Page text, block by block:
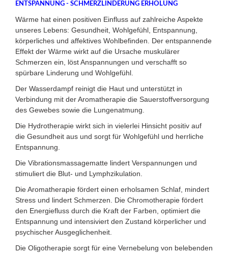
ENTSPANNUNG - SCHMERZLINDERUNG ERHOLUNG
Wärme hat einen positiven Einfluss auf zahlreiche Aspekte
unseres Lebens: Gesundheit, Wohlgefühl, Entspannung,
körperliches und affektives Wohlbefinden. Der entspannende
Effekt der Wärme wirkt auf die Ursache muskulärer
Schmerzen ein, löst Anspannungen und verschafft so
spürbare Linderung und Wohlgefühl.
Der Wasserdampf reinigt die Haut und unterstützt in
Verbindung mit der Aromatherapie die Sauerstoffversorgung
des Gewebes sowie die Lungenatmung.
Die Hydrotherapie wirkt sich in vielerlei Hinsicht positiv auf
die Gesundheit aus und sorgt für Wohlgefühl und herrliche
Entspannung.
Die Vibrationsmassagematte lindert Verspannungen und
stimuliert die Blut- und Lymphzikulation.
Die Aromatherapie fördert einen erholsamen Schlaf, mindert
Stress und lindert Schmerzen. Die Chromotherapie fördert
den Energiefluss durch die Kraft der Farben, optimiert die
Entspannung und intensiviert den Zustand körperlicher und
psychischer Ausgeglichenheit.
Die Oligotherapie sorgt für eine Vernebelung von belebenden